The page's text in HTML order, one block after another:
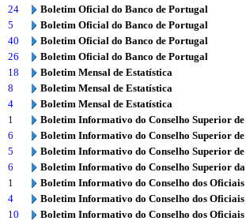
24
Boletim Oficial do Banco de Portugal
5
Boletim Oficial do Banco de Portugal
40
Boletim Oficial do Banco de Portugal
26
Boletim Oficial do Banco de Portugal
18
Boletim Mensal de Estatística
8
Boletim Mensal de Estatística
4
Boletim Mensal de Estatística
1
Boletim Informativo do Conselho Superior
6
Boletim Informativo do Conselho Superior
5
Boletim Informativo do Conselho Superior
6
Boletim Informativo do Conselho Superior
1
Boletim Informativo do Conselho dos Oficiais
4
Boletim Informativo do Conselho dos Oficiais
10
Boletim Informativo do Conselho dos Oficiais